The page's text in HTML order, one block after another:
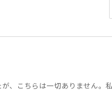
、こちらは一切ありません。